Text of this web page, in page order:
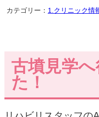
カテゴリー： 1.クリニック情
古墳見学
た！